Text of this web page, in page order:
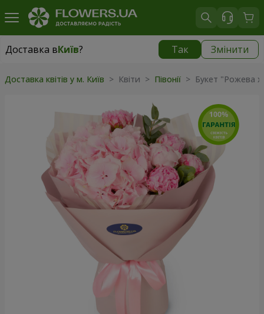
Доставка вКиїв? Так Змінити
Доставка вКиїв
Доставка квітів у м. Київ > Квіти > Півонії > Букет "Рожева